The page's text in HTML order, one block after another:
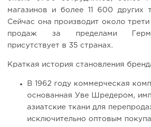
магазинов и более 11 600 других
Сейчас она производит около
продаж за пределами
присутствует в 35 странах.
Краткая история становления
В 1962 году коммерческая
основанная Уве Шредером,
азиатские ткани для
исключительно оптовым